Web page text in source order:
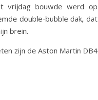
vrijdag bouwde werd op
double-bubble dak, dat
brein.
zijn de Aston Martin DB4